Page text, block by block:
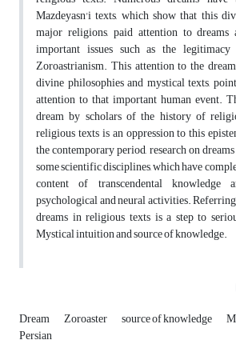
Mazdeyasn'i texts, which show that this
major religions, paid attention to dreams
important issues such as the
Zoroastrianism. This attention to the
divine philosophies and mystical texts,
attention to that important human event.
dream by scholars of the history of
religious texts is an oppression to this
the contemporary period, research on
some scientific disciplines, which have
content of transcendental
psychological and neural activities.
dreams in religious texts is a step to
Mystical intuition and source of knowledge.
Dream Zoroaster source of knowledge
Persian